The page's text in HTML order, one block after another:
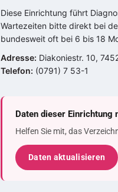
Diese Einrichtung führt
Wartezeiten bitte direkt bei
bundesweit oft bei 6 bis 18
Adresse: Diakoniestr. 10,
Telefon: (0791) 7 53-1
Daten dieser Einrichtung
Helfen Sie mit, das
Daten aktualisieren